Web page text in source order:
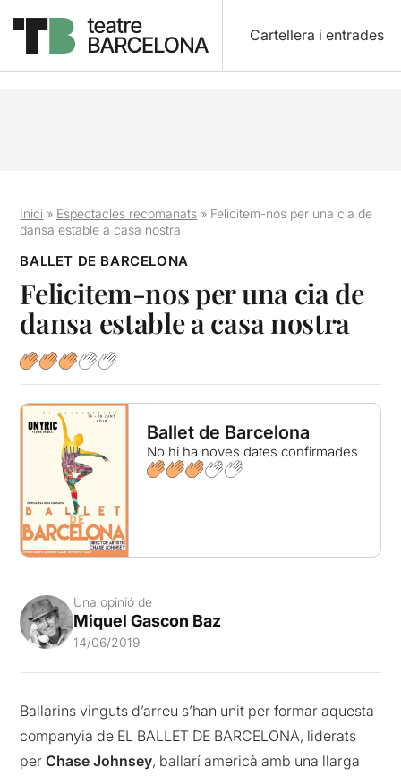
Cartellera i entrades
Inici » Espectacles recomanats » Felicitem-nos per una cia de
dansa estable a casa nostra
BALLET DE BARCELONA
Felicitem-nos per una cia de
dansa estable a casa nostra
Ballet de Barcelona
No hi ha noves dates confirmades
Una opinió de
Miquel Gascon Baz
14/06/2019
Ballarins vinguts d’arreu s’han unit per formar aquesta
companyia de EL BALLET DE BARCELONA, liderats
perChase Johnsey, ballarí americà amb una llarga